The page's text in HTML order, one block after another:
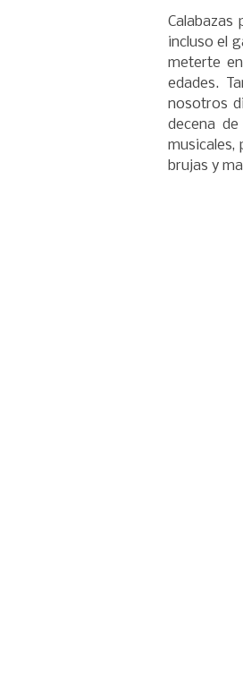
Calabazas
incluso el
meterte
edades.
nosotros
decena
musicales,
brujas y